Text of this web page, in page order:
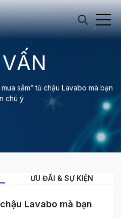
sắm” tủ chậu Lavabo mà bạn
chú ý
ƯU ĐÃI & SỰ KIỆN
Lavabo mà bạn